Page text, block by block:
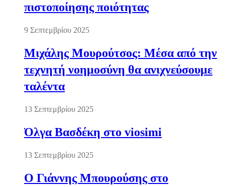
πιστοποίησης ποιότητας
9 Σεπτεμβρίου 2025
Μιχάλης Μουρούτσος: Μέσα από την
τεχνητή νοημοσύνη θα ανιχνεύσουμε
ταλέντα
13 Σεπτεμβρίου 2025
Όλγα Βασδέκη στο viosimi
13 Σεπτεμβρίου 2025
Ο Γιάννης Μπουρούσης στο